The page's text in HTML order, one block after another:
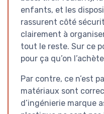
enfants, et les
rassurent côté
clairement à
tout le reste. Sur ce
pour ça qu’on
Par contre, ce n’est
matériaux sont
d’ingénierie marque